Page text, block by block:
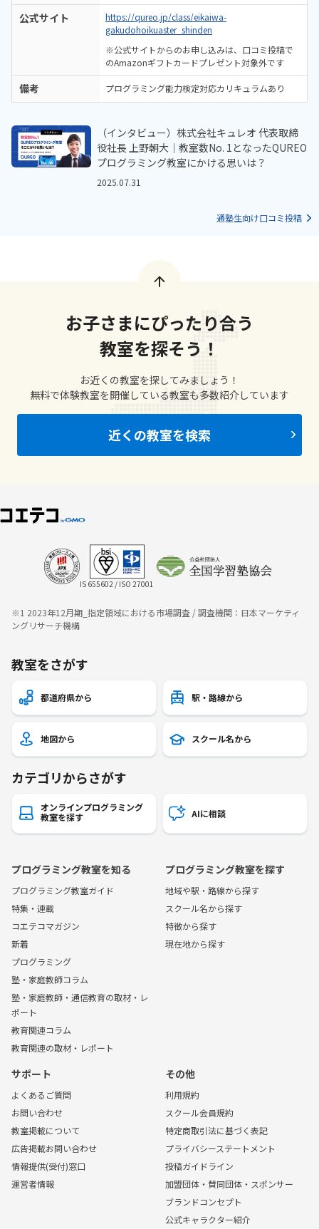
公式サイト
https://qureo.jp/class/eikaiwa-
gakudohoikuaster_shinden
※公式サイトからのお申し込みは、口コミ投稿で
のAmazonギフトカードプレゼント対象外です
備考 プログラミング能力検定対応カリキュラムあり
（インタビュー）株式会社キュレオ 代表取締
役社長 上野朝大｜教室数No. 1となったQUREO
プログラミング教室にかける思いは？
2025.07.31
通塾生向け口コミ投稿
お子さまにぴったり合う
教室を探そう！
お近くの教室を探してみましょう！
無料で体験教室を開催している教室も多数紹介しています
近くの教室を検索
IS 655602 / ISO 27001
※1 2023年12月期_指定領域における市場調査 / 調査機関：日本マーケティ
ングリサーチ機構
教室をさがす
都道府県から 駅・路線から
地図から スクール名から
カテゴリからさがす
オンラインプログラミング
教室を探す
AIに相談
プログラミング教室を知る
プログラミング教室ガイド
特集・連載
コエテコマガジン
新着
プログラミング
塾・家庭教師コラム
塾・家庭教師・通信教育の取材・レ
ポート
教育関連コラム
教育関連の取材・レポート
プログラミング教室を探す
地域や駅・路線から探す
スクール名から探す
特徴から探す
現在地から探す
サポート
よくあるご質問
お問い合わせ
教室掲載について
広告掲載お問い合わせ
情報提供(受付)窓口
運営者情報
その他
利用規約
スクール会員規約
特定商取引法に基づく表記
プライバシーステートメント
投稿ガイドライン
加盟団体・賛同団体・スポンサー
ブランドコンセプト
公式キャラクター紹介